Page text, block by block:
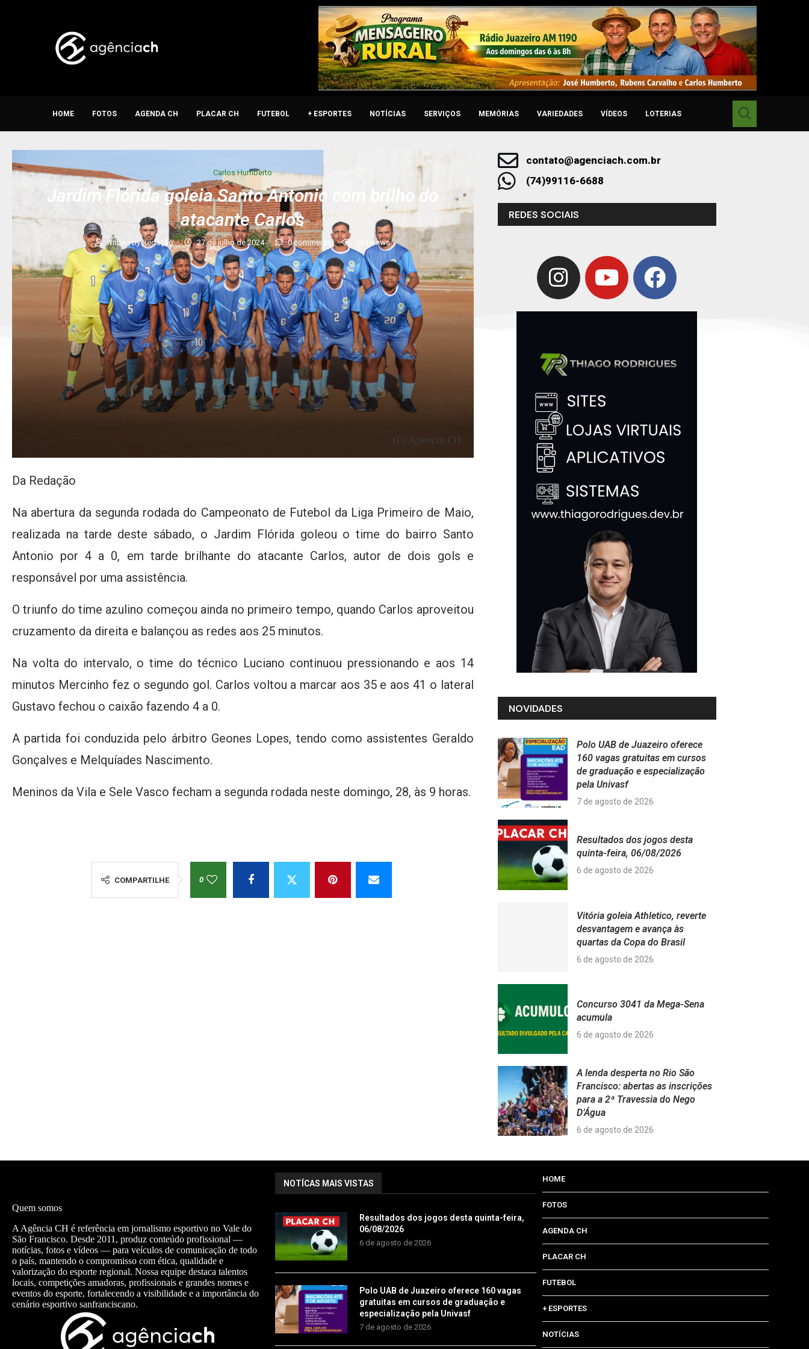
HOME FOTOS AGENDA CH PLACAR CH FUTEBOL + ESPORTES NOTÍCIAS SERVIÇOS MEMÓRIAS VARIEDADES VÍDEOS LOTERIAS
Carlos Humberto
Jardim Flórida goleia Santo Antonio com brilho do
atacante Carlos
written byRedação 27 de julho de 2024 0 comments views
Da Redação
Na abertura da segunda rodada do Campeonato de Futebol da Liga Primeiro de Maio,
realizada na tarde deste sábado, o Jardim Flórida goleou o time do bairro Santo
Antonio por 4 a 0, em tarde brilhante do atacante Carlos, autor de dois gols e
responsável por uma assistência.
O triunfo do time azulino começou ainda no primeiro tempo, quando Carlos aproveitou
cruzamento da direita e balançou as redes aos 25 minutos.
Na volta do intervalo, o time do técnico Luciano continuou pressionando e aos 14
minutos Mercinho fez o segundo gol. Carlos voltou a marcar aos 35 e aos 41 o lateral
Gustavo fechou o caixão fazendo 4 a 0.
A partida foi conduzida pelo árbitro Geones Lopes, tendo como assistentes Geraldo
Gonçalves e Melquíades Nascimento.
Meninos da Vila e Sele Vasco fecham a segunda rodada neste domingo, 28, às 9 horas.
COMPARTILHE 0
contato@agenciach.com.br
(74)99116-6688
REDES SOCIAIS
NOVIDADES
Polo UAB de Juazeiro oferece
160 vagas gratuitas em cursos
de graduação e especialização
pela Univasf
7 de agosto de 2026
Resultados dos jogos desta
quinta-feira, 06/08/2026
6 de agosto de 2026
Vitória goleia Athletico, reverte
desvantagem e avança às
quartas da Copa do Brasil
6 de agosto de 2026
Concurso 3041 da Mega-Sena
acumula
6 de agosto de 2026
A lenda desperta no Rio São
Francisco: abertas as inscrições
para a 2ª Travessia do Nego
D’Água
6 de agosto de 2026
Quem somos
A Agência CH é referência em jornalismo esportivo no Vale do
São Francisco. Desde 2011, produz conteúdo profissional —
notícias, fotos e vídeos — para veículos de comunicação de todo
o país, mantendo o compromisso com ética, qualidade e
valorização do esporte regional. Nossa equipe destaca talentos
locais, competições amadoras, profissionais e grandes nomes e
eventos do esporte, fortalecendo a visibilidade e a importância do
cenário esportivo sanfranciscano.
NOTÍCAS MAIS VISTAS
Resultados dos jogos desta quinta-feira,
06/08/2026
6 de agosto de 2026
Polo UAB de Juazeiro oferece 160 vagas
gratuitas em cursos de graduação e
especialização pela Univasf
7 de agosto de 2026
HOME
FOTOS
AGENDA CH
PLACAR CH
FUTEBOL
+ ESPORTES
NOTÍCIAS